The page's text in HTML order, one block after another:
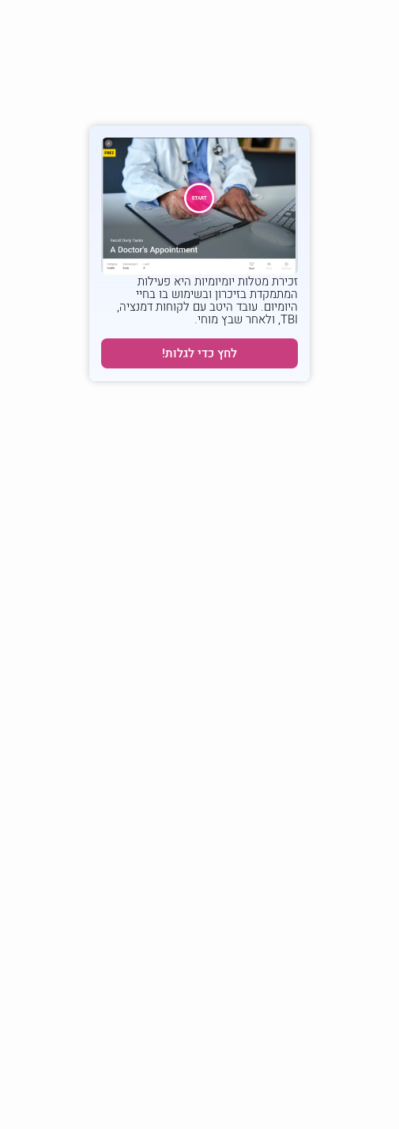
זכירת מטלות יומיומיות היא פעילות
המתמקדת בזיכרון ובשימוש בו בחיי
היומיום. עובד היטב עם לקוחות דמנציה,
TBI, ולאחר שבץ מוחי.
לחץ כדי לגלות!